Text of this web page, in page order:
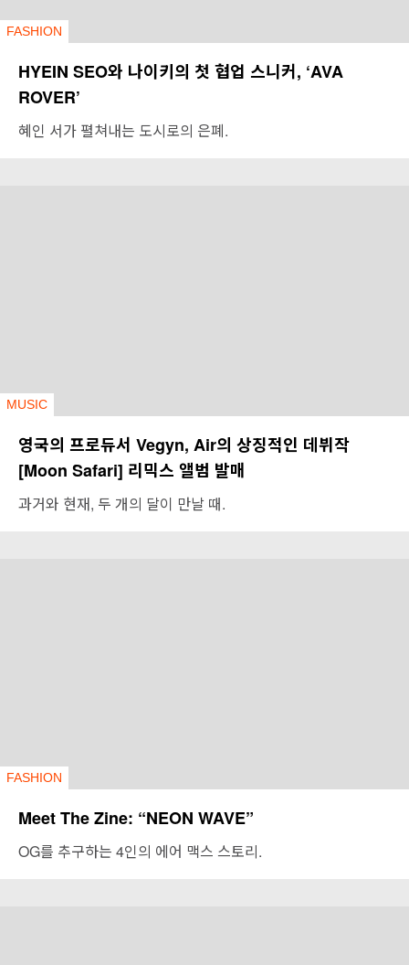
FASHION
HYEIN SEO와 나이키의 첫 협업 스니커, ‘AVA
ROVER’
혜인 서가 펼쳐내는 도시로의 은폐.
MUSIC
영국의 프로듀서 Vegyn, Air의 상징적인 데뷔작
[Moon Safari] 리믹스 앨범 발매
과거와 현재, 두 개의 달이 만날 때.
FASHION
Meet The Zine: “NEON WAVE”
OG를 추구하는 4인의 에어 맥스 스토리.